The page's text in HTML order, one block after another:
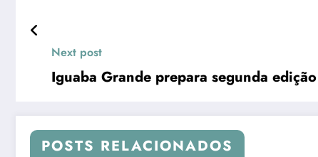
Next post
POSTS RELACIONADOS